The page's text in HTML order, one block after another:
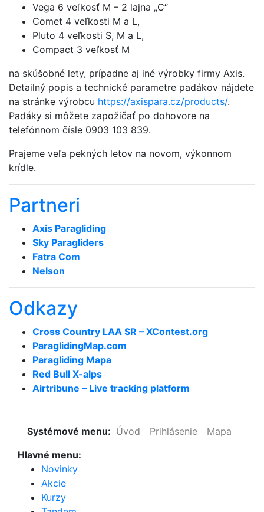
Vega 6 veľkosť M – 2 lajna „C“
Comet 4 veľkosti M a L,
Pluto 4 veľkosti S, M a L,
Compact 3 veľkosť M
na skúšobné lety, prípadne aj iné výrobky firmy Axis.
Detailný popis a technické parametre padákov nájdete
na stránke výrobcu https://axispara.cz/products/.
Padáky si môžete zapožičať po dohovore na
telefónnom čísle 0903 103 839.
Prajeme veľa pekných letov na novom, výkonnom
krídle.
Partneri
Axis Paragliding
Sky Paragliders
Fatra Com
Nelson
Odkazy
Cross Country LAA SR – XContest.org
ParaglidingMap­.com
Paragliding Mapa
Red Bull X-alps
Airtribune – Live tracking platform
Systémové menu: Úvod Prihlásenie
Mapa
Hlavné menu:
Novinky
Akcie
Kurzy